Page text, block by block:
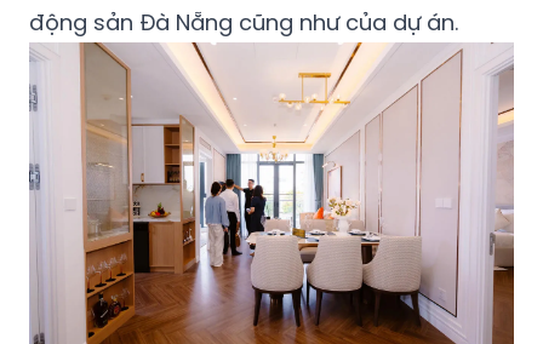
động sản Đà Nẵng cũng như của dự án.